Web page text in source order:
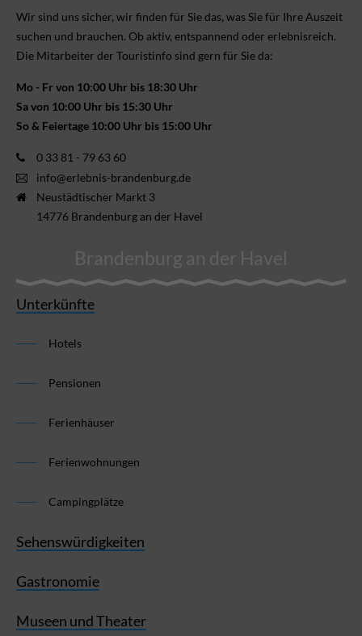
Wir sind uns sicher, wir finden für Sie das, was Sie für Ihre Aus­zeit
suchen und brauchen. Ob aktiv, ent­spannend oder erlebnis­reich.
Die Mitarbeiter der Touristinfo sind gern für Sie da:
Mo - Fr von 10:00 Uhr bis 18:30 Uhr
Sa von 10:00 Uhr bis 15:30 Uhr
So & Feiertage 10:00 Uhr bis 15:00 Uhr
0 33 81 - 79 63 60
info@erlebnis-brandenburg.de
Neustädtischer Markt 3
14776 Brandenburg an der Havel
Brandenburg an der Havel
Unterkünfte
Hotels
Pensionen
Ferienhäuser
Ferienwohnungen
Campingplätze
Sehenswürdigkeiten
Gastronomie
Museen und Theater